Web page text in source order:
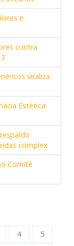
e
contra
viraliza
Estética
complex
Comitê
4
5